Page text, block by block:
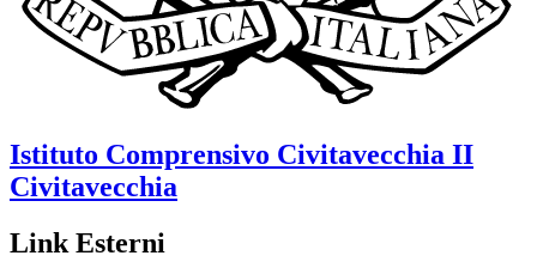
Istituto Comprensivo Civitavecchia II
Civitavecchia
Link Esterni